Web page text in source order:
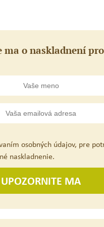
ma o naskladnení
osobných údajov, pre
naskladnenie.